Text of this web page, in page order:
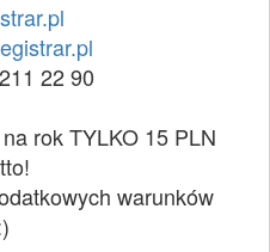
22 90
na rok TYLKO 15 PLN
warunków